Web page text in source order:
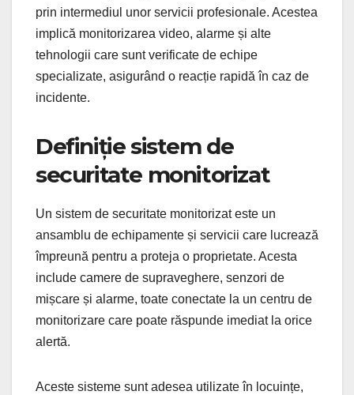
prin intermediul unor servicii profesionale. Acestea
implică monitorizarea video, alarme și alte
tehnologii care sunt verificate de echipe
specializate, asigurând o reacție rapidă în caz de
incidente.
Definiție sistem de
securitate monitorizat
Un sistem de securitate monitorizat este un
ansamblu de echipamente și servicii care lucrează
împreună pentru a proteja o proprietate. Acesta
include camere de supraveghere, senzori de
mișcare și alarme, toate conectate la un centru de
monitorizare care poate răspunde imediat la orice
alertă.
Aceste sisteme sunt adesea utilizate în locuințe,